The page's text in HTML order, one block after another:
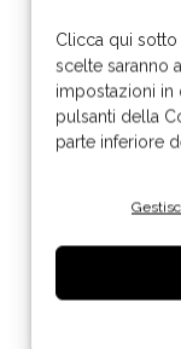
Clicca qui
scelte saranno
impostazioni in
pulsanti della
parte inferiore